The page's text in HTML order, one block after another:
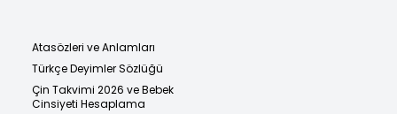
Atasözleri ve Anlamları
Türkçe Deyimler Sözlüğü
Çin Takvimi 2026 ve Bebek
Cinsiyeti Hesaplama